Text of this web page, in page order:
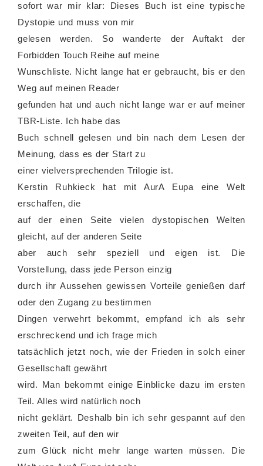
sofort war mir klar: Dieses Buch ist eine typische
Dystopie und muss von mir
gelesen werden. So wanderte der Auftakt der
Forbidden Touch Reihe auf meine
Wunschliste. Nicht lange hat er gebraucht, bis er den
Weg auf meinen Reader
gefunden hat und auch nicht lange war er auf meiner
TBR-Liste. Ich habe das
Buch schnell gelesen und bin nach dem Lesen der
Meinung, dass es der Start zu
einer vielversprechenden Trilogie ist.
Kerstin Ruhkieck hat mit AurA Eupa eine Welt
erschaffen, die
auf der einen Seite vielen dystopischen Welten
gleicht, auf der anderen Seite
aber auch sehr speziell und eigen ist. Die
Vorstellung, dass jede Person einzig
durch ihr Aussehen gewissen Vorteile genießen darf
oder den Zugang zu bestimmen
Dingen verwehrt bekommt, empfand ich als sehr
erschreckend und ich frage mich
tatsächlich jetzt noch, wie der Frieden in solch einer
Gesellschaft gewährt
wird. Man bekommt einige Einblicke dazu im ersten
Teil. Alles wird natürlich noch
nicht geklärt. Deshalb bin ich sehr gespannt auf den
zweiten Teil, auf den wir
zum Glück nicht mehr lange warten müssen. Die